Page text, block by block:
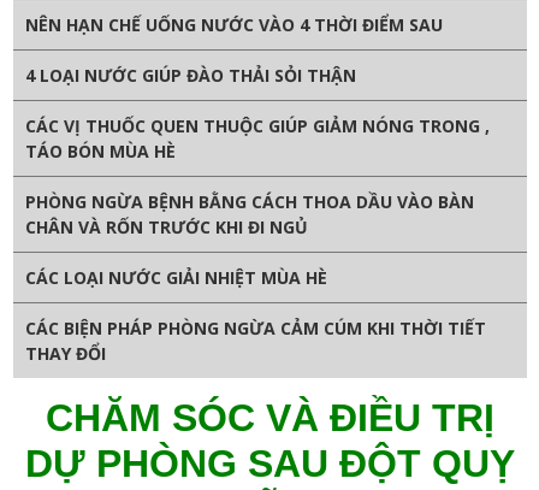
NÊN HẠN CHẾ UỐNG NƯỚC VÀO 4 THỜI ĐIỂM SAU
4 LOẠI NƯỚC GIÚP ĐÀO THẢI SỎI THẬN
CÁC VỊ THUỐC QUEN THUỘC GIÚP GIẢM NÓNG TRONG ,
TÁO BÓN MÙA HÈ
PHÒNG NGỪA BỆNH BẰNG CÁCH THOA DẦU VÀO BÀN
CHÂN VÀ RỐN TRƯỚC KHI ĐI NGỦ
CÁC LOẠI NƯỚC GIẢI NHIỆT MÙA HÈ
CÁC BIỆN PHÁP PHÒNG NGỪA CẢM CÚM KHI THỜI TIẾT
THAY ĐỔI
CHĂM SÓC VÀ ĐIỀU TRỊ
DỰ PHÒNG SAU ĐỘT QUỴ